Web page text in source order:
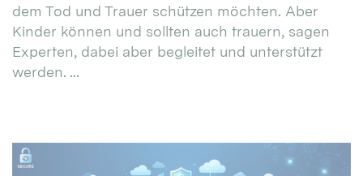
dem Tod und Trauer schützen möchten. Aber
Kinder können und sollten auch trauern, sagen
Experten, dabei aber begleitet und unterstützt
werden. ...